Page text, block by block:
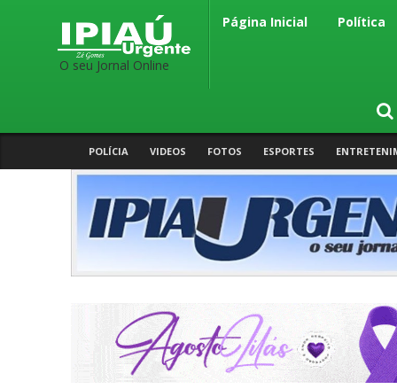
O seu Jornal Online
Página Inicial Política
POLÍCIA VIDEOS FOTOS ESPORTES